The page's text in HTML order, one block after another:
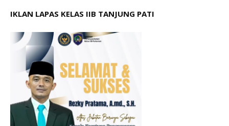
IKLAN LAPAS KELAS IIB TANJUNG PATI